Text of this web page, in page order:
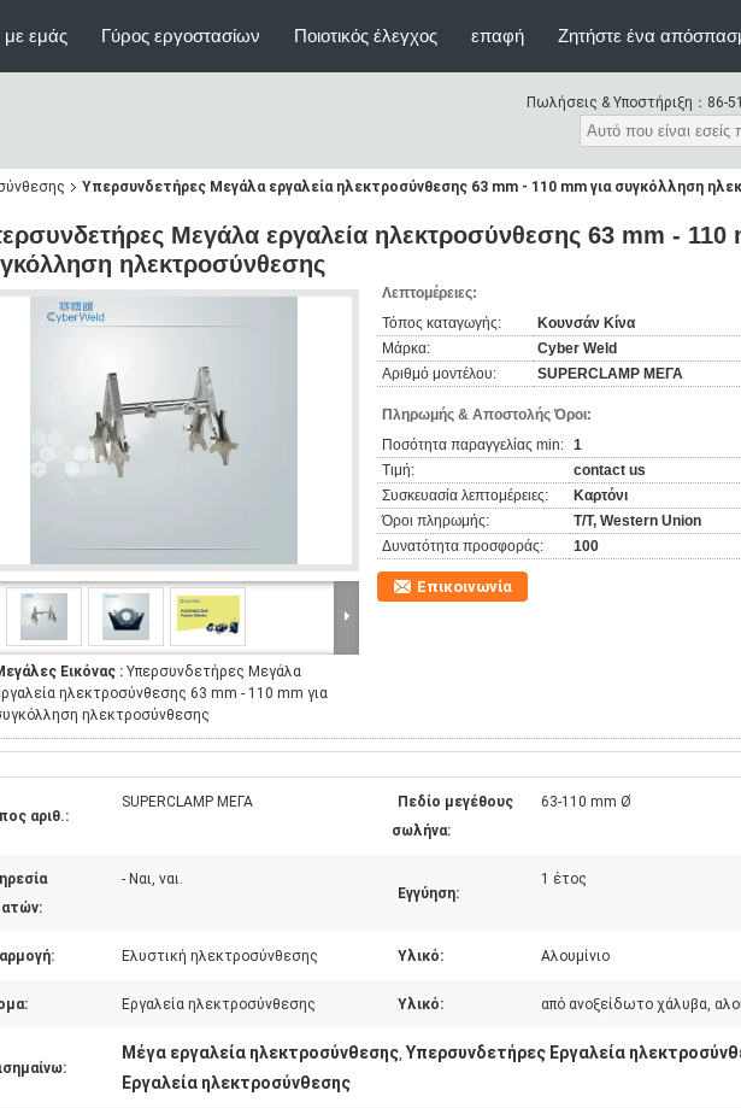
με εμάς Γύρος εργοστασίων Ποιοτικός έλεγχος επαφή Ζητήστε ένα
Πωλήσεις & Υποστήριξη： 86-
Υπερσυνδετήρες Μεγάλα εργαλεία ηλεκτροσύνθεσης 63 mm - 110 mm για συγκόλληση
Μεγάλα εργαλεία ηλεκτροσύνθεσης 63 mm - 110
ηλεκτροσύνθεσης
Εικόνας : Υπερσυνδετήρες Μεγάλα
ηλεκτροσύνθεσης 63 mm - 110 mm για
ηλεκτροσύνθεσης
Λεπτομέρειες:
Τόπος καταγωγής:
Κουνσάν Κίνα
Μάρκα:
Cyber Weld
Αριθμό μοντέλου:
SUPERCLAMP ΜΕΓΑ
Πληρωμής & Αποστολής Όροι:
Ποσότητα παραγγελίας min: 1
Τιμή:
contact us
Συσκευασία λεπτομέρειες:
Καρτόνι
Όροι πληρωμής:
T/T, Western Union
Δυνατότητα προσφοράς:
100
Επικοινωνία
αριθ.:
SUPERCLAMP ΜΕΓΑ
Πεδίο μεγέθους
σωλήνα:
63-110 mm Ø
- Ναι, ναι.
Εγγύηση:
1 έτος
Ελυστική ηλεκτροσύνθεσης Υλικό: Αλουμίνιο
Εργαλεία ηλεκτροσύνθεσης Υλικό: από ανοξείδωτο χάλυβα,
Μέγα εργαλεία ηλεκτροσύνθεσης, Υπερσυνδετήρες Εργαλεία
Εργαλεία ηλεκτροσύνθεσης